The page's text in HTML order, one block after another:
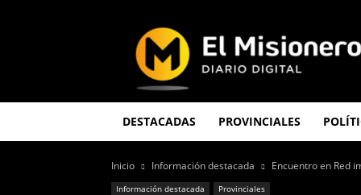
Misionero
DESTACADAS PROVINCIALES
Inicio Información destacada Encuentro en Red
Información destacada Provinciales